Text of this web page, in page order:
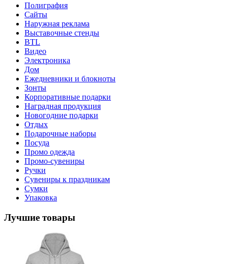
Полиграфия
Сайты
Наружная реклама
Выставочные стенды
BTL
Видео
Электроника
Дом
Ежедневники и блокноты
Зонты
Корпоративные подарки
Наградная продукция
Новогодние подарки
Отдых
Подарочные наборы
Посуда
Промо одежда
Промо-сувениры
Ручки
Сувениры к праздникам
Сумки
Упаковка
Лучшие товары